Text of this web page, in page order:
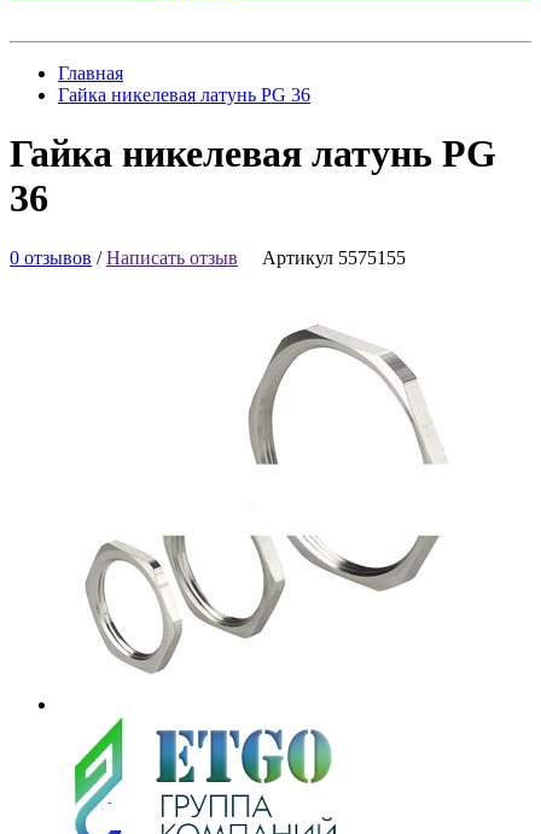
Главная
Гайка никелевая латунь PG 36
Гайка никелевая латунь PG
36
0 отзывов /Написать отзыв Артикул 5575155